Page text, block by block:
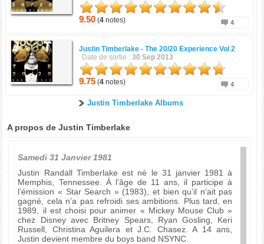
9.50 (4 notes) 4
Justin Timberlake -The 20/20 Experience Vol 2
Date de sortie :30 Sep 2013
9.75 (4 notes) 4
Justin Timberlake Albums
A propos de Justin Timberlake
Samedi 31 Janvier 1981
Justin Randall Timberlake est né le 31 janvier 1981 à
Memphis, Tennessee. À l’âge de 11 ans, il participe à
l’émission « Star Search » (1983), et bien qu’il n’ait pas
gagné, cela n’a pas refroidi ses ambitions. Plus tard, en
1989, il est choisi pour animer « Mickey Mouse Club »
chez Disney avec Britney Spears, Ryan Gosling, Keri
Russell, Christina Aguilera et J.C. Chasez. A 14 ans,
Justin devient membre du boys band NSYNC.